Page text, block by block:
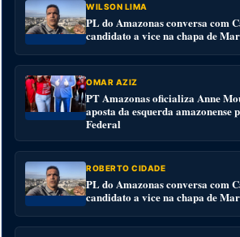
WILSON LIMA
PL do Amazonas conversa com
candidato a vice na chapa de
OMAR AZIZ
PT Amazonas oficializa Anne
aposta da esquerda amazonense
Federal
ROBERTO CIDADE
PL do Amazonas conversa com
candidato a vice na chapa de